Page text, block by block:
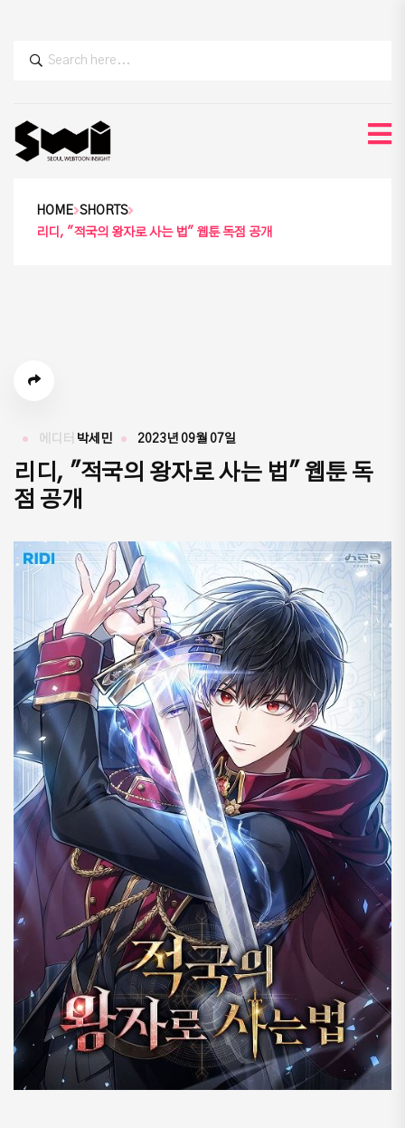
HOME SHORTS
리디, "적국의 왕자로 사는 법" 웹툰 독점 공개
에디터 박세민 2023년 09월 07일
리디, "적국의 왕자로 사는 법" 웹툰 독
점 공개